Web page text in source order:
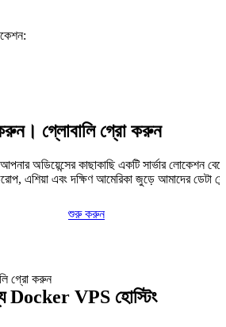
গ্লোবালি গ্রো করুন
অডিয়েন্সের কাছাকাছি একটি সার্ভার লোকেশন
এশিয়া এবং দক্ষিণ আমেরিকা জুড়ে আমাদের ডেটা
শুরু করুন
Docker VPS হোস্টিং